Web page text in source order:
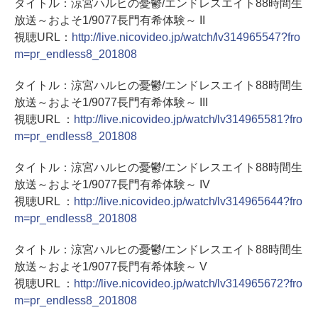
タイトル：涼宮ハルヒの憂鬱/エンドレスエイト88時間生
放送～およそ1/9077長門有希体験～ II
視聴URL： http://live.nicovideo.jp/watch/lv314965547?fro
m=pr_endless8_201808
タイトル：涼宮ハルヒの憂鬱/エンドレスエイト88時間生
放送～およそ1/9077長門有希体験～ III
視聴URL ： http://live.nicovideo.jp/watch/lv314965581?fro
m=pr_endless8_201808
タイトル：涼宮ハルヒの憂鬱/エンドレスエイト88時間生
放送～およそ1/9077長門有希体験～ IV
視聴URL ： http://live.nicovideo.jp/watch/lv314965644?fro
m=pr_endless8_201808
タイトル：涼宮ハルヒの憂鬱/エンドレスエイト88時間生
放送～およそ1/9077長門有希体験～ V
視聴URL ： http://live.nicovideo.jp/watch/lv314965672?fro
m=pr_endless8_201808